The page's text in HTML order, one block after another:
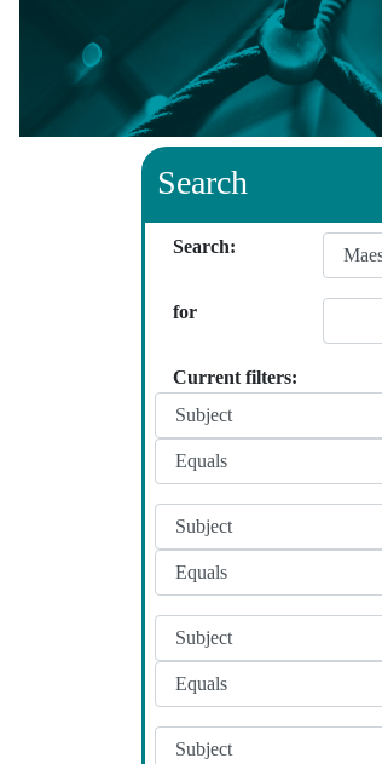
Search
Search:
for
Current filters: